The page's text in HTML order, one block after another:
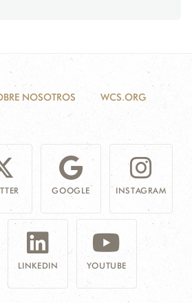
NOSOTROS WCS.ORG
GOOGLE INSTAGRAM
LINKEDIN YOUTUBE